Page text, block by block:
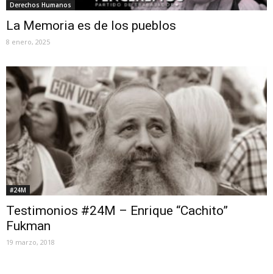
Derechos Humanos
La Memoria es de los pueblos
8 enero, 2025
#24M
Testimonios #24M – Enrique “Cachito”
Fukman
19 marzo, 2018